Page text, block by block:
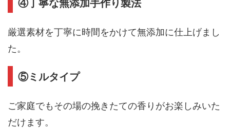
厳選素材を丁寧に時間をかけて無添加に仕上げまし
た。
⑤ミルタイプ
ご家庭でもその場の挽きたての香りがお楽しみいた
だけます。